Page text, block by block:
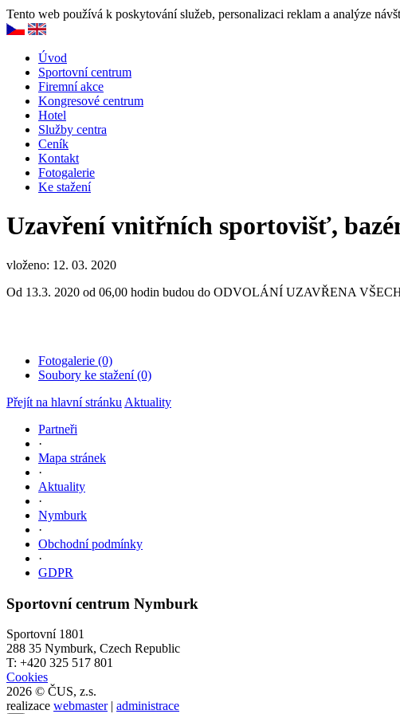
Tento web používá k poskytování služeb, personalizaci reklam a analýze
Úvod
Sportovní centrum
Firemní akce
Kongresové centrum
Hotel
Služby centra
Ceník
Kontakt
Fotogalerie
Ke stažení
Uzavření vnitřních sportovišť,
vloženo: 12. 03. 2020
Od 13.3. 2020 od 06,00 hodin budou do ODVOLÁNÍ UZAVŘENA
Fotogalerie (0)
Soubory ke stažení (0)
Přejít na hlavní stránku Aktuality
Partneři
·
Mapa stránek
·
Aktuality
·
Nymburk
·
Obchodní podmínky
·
GDPR
Sportovní centrum Nymburk
Sportovní 1801
288 35 Nymburk, Czech Republic
T: +420 325 517 801
Cookies
2026 © ČUS, z.s.
realizace webmaster| administrace